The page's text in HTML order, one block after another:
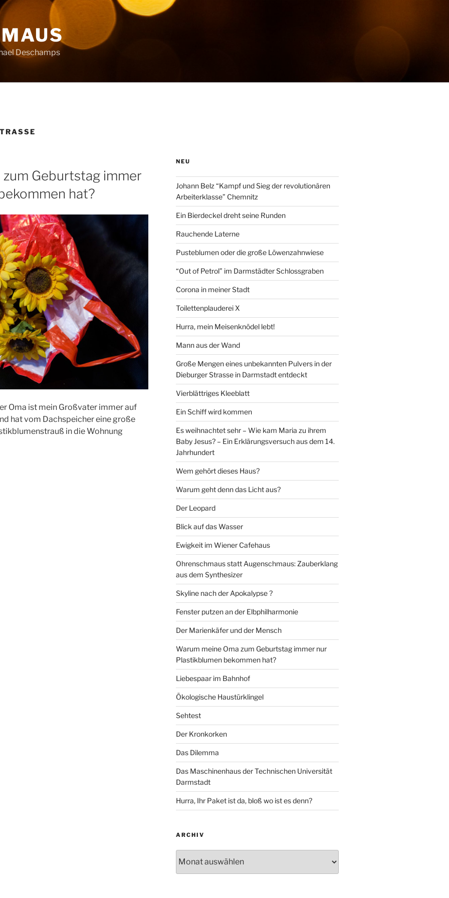
Deschamps
Geburtstag immer
hat?
Oma ist mein Großvater immer auf
hat vom Dachspeicher eine große
in die Wohnung
NEU
Johann Belz “Kampf und Sieg der revolutionären
Arbeiterklasse” Chemnitz
Ein Bierdeckel dreht seine Runden
Rauchende Laterne
Pusteblumen oder die große Löwenzahnwiese
“Out of Petrol” im Darmstädter Schlossgraben
Corona in meiner Stadt
Toilettenplauderei X
Hurra, mein Meisenknödel lebt!
Mann aus der Wand
Große Mengen eines unbekannten Pulvers in der
Dieburger Strasse in Darmstadt entdeckt
Vierblättriges Kleeblatt
Ein Schiff wird kommen
Es weihnachtet sehr – Wie kam Maria zu ihrem
Baby Jesus? – Ein Erklärungsversuch aus dem 14.
Jahrhundert
Wem gehört dieses Haus?
Warum geht denn das Licht aus?
Der Leopard
Blick auf das Wasser
Ewigkeit im Wiener Cafehaus
Ohrenschmaus statt Augenschmaus: Zauberklang
aus dem Synthesizer
Skyline nach der Apokalypse ?
Fenster putzen an der Elbphilharmonie
Der Marienkäfer und der Mensch
Warum meine Oma zum Geburtstag immer nur
Plastikblumen bekommen hat?
Liebespaar im Bahnhof
Ökologische Haustürklingel
Sehtest
Der Kronkorken
Das Dilemma
Das Maschinenhaus der Technischen Universität
Darmstadt
Hurra, Ihr Paket ist da, bloß wo ist es denn?
ARCHIV